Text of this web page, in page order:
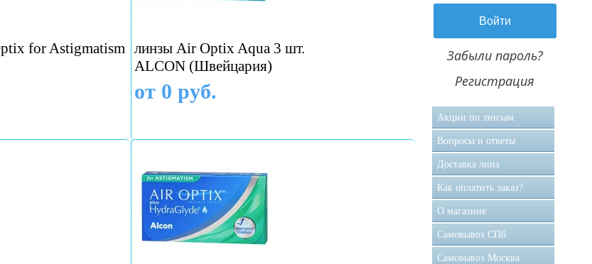
for Astigmatism линзы Air Optix Aqua 3 шт.
ALCON (Швейцария)
от 0 руб.
Забыли пароль?
Регистрация
Акции по линзам
Вопросы и ответы
Доставка линз
Как оплатить заказ?
О магазине
Самовывоз CПб
Самовывоз Москва